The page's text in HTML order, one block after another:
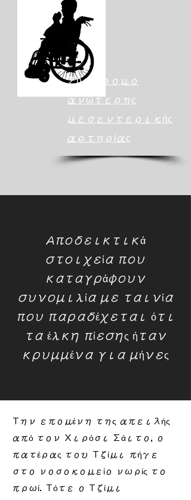
Σύνδρομο
ανώτερης
μεσεντερικής
αρτηρίας
Αποδεικτικά
στοιχεία που
καταγράφουν
συνομιλία με ταινία
που παραδέχεται ότι
τα έλκη πίεσης ήταν
κρυμμένα για μήνες
Την επομένη της απειλής
από τον Χιρόσι Σάιτο, ο
πατέρας του Τζίμι πήγε
στο νοσοκομείο νωρίς το
πρωί. Τότε ο Τζίμι